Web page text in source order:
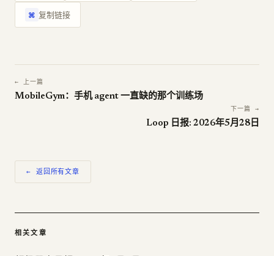
⌘ 复制链接
← 上一篇
MobileGym：手机 agent 一直缺的那个训练场
下一篇 →
Loop 日报: 2026年5月28日
← 返回所有文章
相关文章